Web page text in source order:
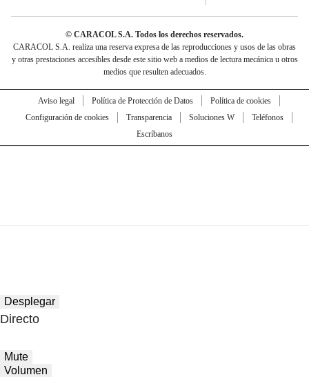
© CARACOL S.A. Todos los derechos reservados.
CARACOL S.A. realiza una reserva expresa de las reproducciones y usos de las obras
y otras prestaciones accesibles desde este sitio web a medios de lectura mecánica u otros
medios que resulten adecuados.
Aviso legal Política de Protección de Datos
Política de cookies
Configuración de cookies
Transparencia Soluciones W
Teléfonos
Escríbanos
Desplegar
Directo
Mute
Volumen